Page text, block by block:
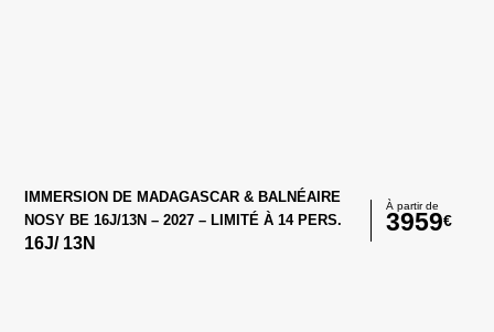
IMMERSION DE MADAGASCAR & BALNÉAIRE
NOSY BE 16J/13N – 2027 – LIMITÉ À 14 PERS.
16J/ 13N
À partir de
3959€